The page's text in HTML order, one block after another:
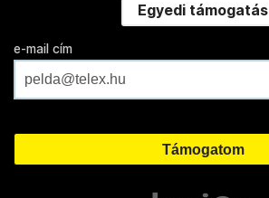
Egyedi támogatás
e-mail cím